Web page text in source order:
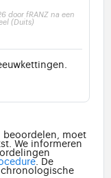
door fRANZ na een
(Duits)
moet
We informeren
. De